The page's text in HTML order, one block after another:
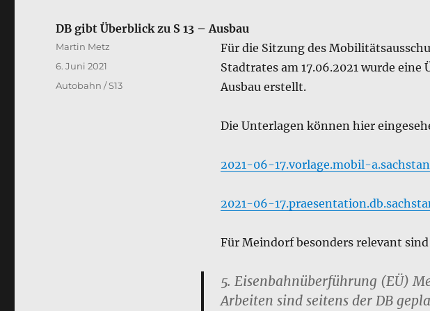
DB gibt Überblick zu S 13 – Ausbau
Für die Sitzung des
Stadtrates am 17.06.2021 wurde
Ausbau erstellt.
Die Unterlagen können hier
2021-06-17.vorlage.mobil-
2021-06-
Für Meindorf besonders relevant
5. Eisenbahnüberführung (EÜ)
Arbeiten sind seitens der DB
Autor
Martin Metz
Veröffentlicht
6. Juni 2021
Kategorien
Autobahn / S13